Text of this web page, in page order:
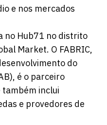
e nos mercados
no Hub71 no distrito
Market. O FABRIC,
do
é o parceiro
também inclui
e provedores de